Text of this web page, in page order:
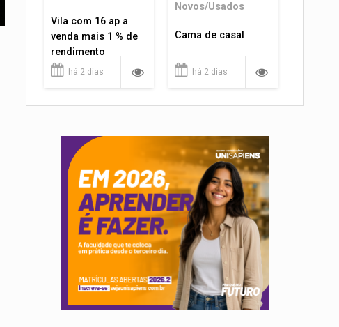
Vila com 16 ap a
venda mais 1 % de
rendimento
há 2 dias
Novos/Usados
Cama de casal
há 2 dias